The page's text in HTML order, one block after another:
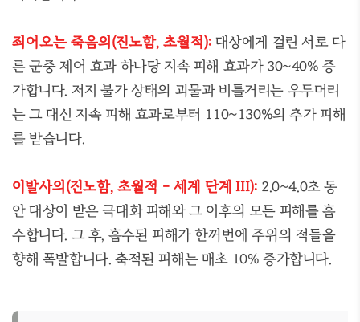
죄어오는 죽음의(진노함, 초월적): 대상에게 걸린 서로 다
른 군중 제어 효과 하나당 지속 피해 효과가 30~40% 증
가합니다. 저지 불가 상태의 괴물과 비틀거리는 우두머리
는 그 대신 지속 피해 효과로부터 110~130%의 추가 피해
를 받습니다.
이발사의(진노함, 초월적 - 세계 단계 III): 2.0~4.0초 동
안 대상이 받은 극대화 피해와 그 이후의 모든 피해를 흡
수합니다. 그 후, 흡수된 피해가 한꺼번에 주위의 적들을
향해 폭발합니다. 축적된 피해는 매초 10% 증가합니다.